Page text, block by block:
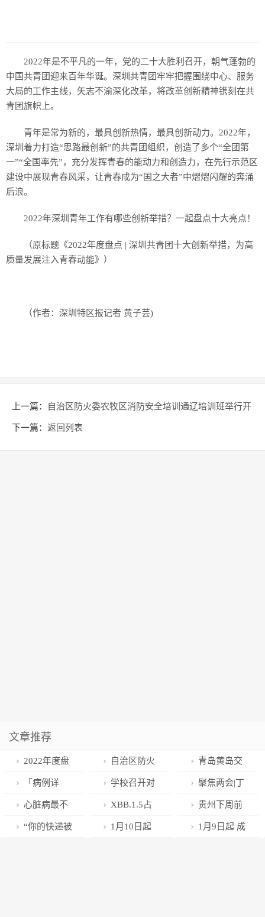
2022年是不平凡的一年，党的二十大胜利召开，朝气蓬勃的
中国共青团迎来百年华诞。深圳共青团牢牢把握围绕中心、服务
大局的工作主线，矢志不渝深化改革，将改革创新精神镌刻在共
青团旗帜上。
青年是常为新的，最具创新热情，最具创新动力。2022年，
深圳着力打造“思路最创新”的共青团组织，创造了多个“全团第
一”“全国率先”，充分发挥青春的能动力和创造力，在先行示范区
建设中展现青春风采，让青春成为“国之大者”中熠熠闪耀的奔涌
后浪。
2022年深圳青年工作有哪些创新举措？一起盘点十大亮点！
（原标题《2022年度盘点 | 深圳共青团十大创新举措，为高
质量发展注入青春动能》）
（作者：深圳特区报记者 黄子芸)
上一篇： 自治区防火委农牧区消防安全培训通辽培训班举行开
班仪式
下一篇： 返回列表
文章推荐
2022年度盘
点 | 深圳共青
团十大创新举
措，为高质量
自治区防火
委农牧区消防
安全培训通辽
培训班举行开
青岛黄岛交
警开启“春运模
式” 护航平安
回家路
「病例详
解」全身无症
状，肿瘤标志
学校召开对
口支援中国石
油大学（北
聚焦两会|丁
海涛检察长作
泰州市人民检
心脏病最不
喜欢冬天、有
XBB.1.5占
比仅1.2%，全
贵州下周前
期晴天 周末降
“你的快递被 1月10日起 1月9日起 成